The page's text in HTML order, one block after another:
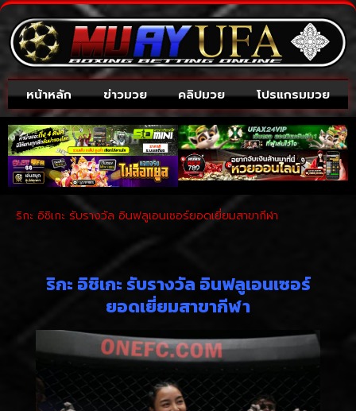
หน้าหลัก ข่าวมวย คลิปมวย โปรแกรมมวย
ริกะ อิชิเกะ รับรางวัล อินฟลูเอนเซอร์ยอดเยี่ยมสาขากีฬา
ริกะ อิชิเกะ รับรางวัล อินฟลูเอนเซอร์
ยอดเยี่ยมสาขากีฬา